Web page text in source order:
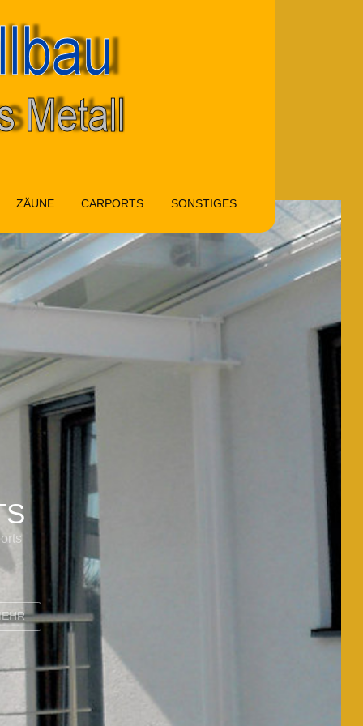
ZÄUNE CARPORTS SONSTIGES
lassen
SIE MEHR